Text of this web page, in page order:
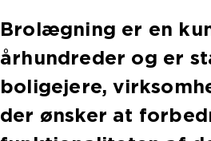
Brolægning er en
århundreder og er
boligejere,
der ønsker at